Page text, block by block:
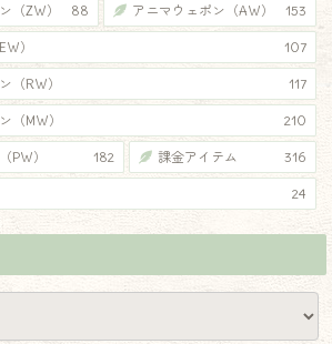
（ZW） 88 アニマウェポン（AW） 153
） 107
（RW） 117
（MW） 210
PW） 182 課金アイテム 316
24